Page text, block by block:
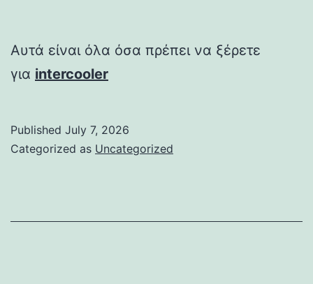
Αυτά είναι όλα όσα πρέπει να ξέρετε
για intercooler
Published July 7, 2026
Categorized as Uncategorized